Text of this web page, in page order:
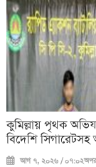
কুমিল্লায় পৃথক
বিদেশি
আগ ৭, ২০২৬ /